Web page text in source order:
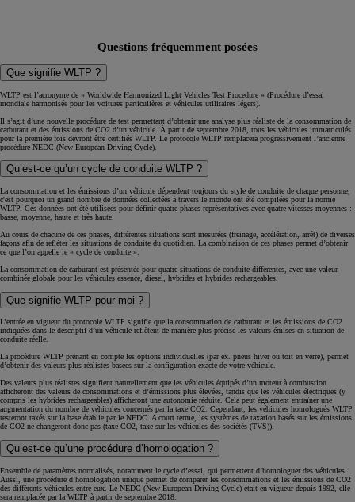
Questions fréquemment posées
Que signifie WLTP ?
WLTP est l’acronyme de « Worldwide Harmonized Light Vehicles Test Procedure » (Procédure d’essai
mondiale harmonisée pour les voitures particulières et véhicules utilitaires légers).
Il s’agit d’une nouvelle procédure de test permettant d’obtenir une analyse plus réaliste de la consommation de
carburant et des émissions de CO2 d’un véhicule. À partir de septembre 2018, tous les véhicules immatriculés
pour la première fois devront être certifiés WLTP. Le protocole WLTP remplacera progressivement l’ancienne
procèdure NEDC (New European Driving Cycle).
Qu’est-ce qu’un cycle de conduite WLTP ?
La consommation et les émissions d’un véhicule dépendent toujours du style de conduite de chaque personne,
c'est pourquoi un grand nombre de données collectées à travers le monde ont été compilées pour la norme
WLTP. Ces données ont été utilisées pour définir quatre phases représentatives avec quatre vitesses moyennes :
basse, moyenne, haute et très haute.
Au cours de chacune de ces phases, différentes situations sont mesurées (freinage, accélération, arrêt) de diverses
façons afin de refléter les situations de conduite du quotidien. La combinaison de ces phases permet d’obtenir
ce que l’on appelle le « cycle de conduite ».
La consommation de carburant est présentée pour quatre situations de conduite différentes, avec une valeur
combinée globale pour les véhicules essence, diesel, hybrides et hybrides rechargeables.
Que signifie WLTP pour moi ?
L’entrée en vigueur du protocole WLTP signifie que la consommation de carburant et les émissions de CO2
indiquées dans le descriptif d’un véhicule reflètent de manière plus précise les valeurs émises en situation de
conduite réelle.
La procèdure WLTP prenant en compte les options individuelles (par ex. pneus hiver ou toit en verre), permet
d’obtenir des valeurs plus réalistes basées sur la configuration exacte de votre véhicule.
Des valeurs plus réalistes signifient naturellement que les véhicules équipés d’un moteur à combustion
afficheront des valeurs de consommations et d’émissions plus élevées, tandis que les véhicules électriques (y
compris les hybrides rechargeables) afficheront une autonomie réduite. Cela peut également entraîner une
augmentation du nombre de véhicules concernés par la taxe CO2. Cependant, les véhicules homologués WLTP
resteront taxés sur la base établie par le NEDC. A court terme, les systèmes de taxation basés sur les émissions
de CO2 ne changeront donc pas (taxe CO2, taxe sur les véhicules des sociétés (TVS)).
Qu’est-ce qu’une procédure d’homologation ?
Ensemble de paramètres normalisés, notamment le cycle d’essai, qui permettent d’homologuer des véhicules.
Aussi, une procédure d’homologation unique permet de comparer les consommations et les émissions de CO2
des différents véhicules entre eux. Le NEDC (New European Driving Cycle) était en vigueur depuis 1992, elle
sera remplacée par la WLTP à partir de septembre 2018.